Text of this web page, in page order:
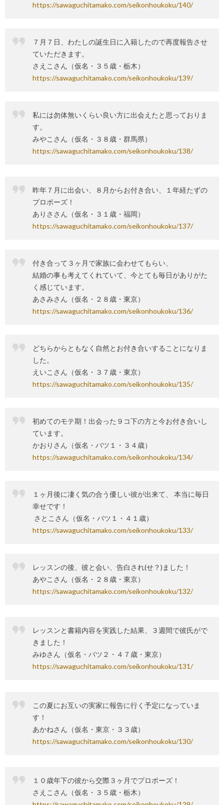
https://sawaguchitamako.com/seikonhoukoku/140/
７月７日、わたしの誕生日に入籍したので再度報告させ
ていただきます。
さえこさん（仮名・３５歳・栃木）
https://sawaguchitamako.com/seikonhoukoku/139/
私には勿体無いくらい良い方に出会えたと思っておりま
す。
みやこさん（仮名・３８歳・群馬県）
https://sawaguchitamako.com/seikonhoukoku/138/
昨年７月に出会い、８月からお付き合い、１年経たずの
プロポーズ！
ありささん（仮名・３１歳・福岡）
https://sawaguchitamako.com/seikonhoukoku/137/
付き合って３ヶ月で家族に会わせてもらい、
結婚の事も考えてくれていて、今とても毎日がありがた
く感じています。
あさみさん（仮名・２８歳・東京）
https://sawaguchitamako.com/seikonhoukoku/136/
どちらからともなく自然とお付き合いすることになりま
した。
えいこさん（仮名・３７歳・東京）
https://sawaguchitamako.com/seikonhoukoku/135/
初めてのモテ期！出会った９コ下の方と今お付き合いし
ています。
かおりさん（仮名・バツ１・３４歳）
https://sawaguchitamako.com/seikonhoukoku/134/
１ヶ月後に凄く気の合う優しい彼が出来て、 本当に毎日
幸せです！
さとこさん（仮名・バツ１・４１歳）
https://sawaguchitamako.com/seikonhoukoku/133/
レッスンの後、彼と会い、告白され(せ？)ました！
あやこさん（仮名・２８歳・東京）
https://sawaguchitamako.com/seikonhoukoku/132/
レッスンと書籍内容を実践した結果、３週間で彼氏がで
きました！
みゆさん（仮名・バツ２・４７歳・東京）
https://sawaguchitamako.com/seikonhoukoku/131/
この夏にお互いの実家に報告に行く予定になっていま
す！
あかねさん（仮名・東京・３３歳）
https://sawaguchitamako.com/seikonhoukoku/130/
１０歳年下の彼から交際３ヶ月でプロポーズ！
さえこさん（仮名・３５歳・栃木）